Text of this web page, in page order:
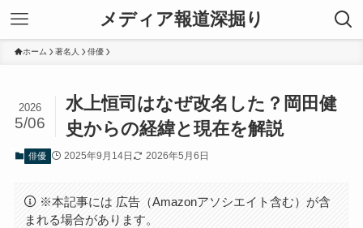
メディア報道深掘り
ホーム 著名人 俳優
水上恒司はなぜ改名した？岡田健
史からの経緯と現在を解説
2026
5/06
俳優 2025年9月14日 2026年5月6日
※本記事には 広告（Amazonアソシエイト含む）が含
まれる場合があります。